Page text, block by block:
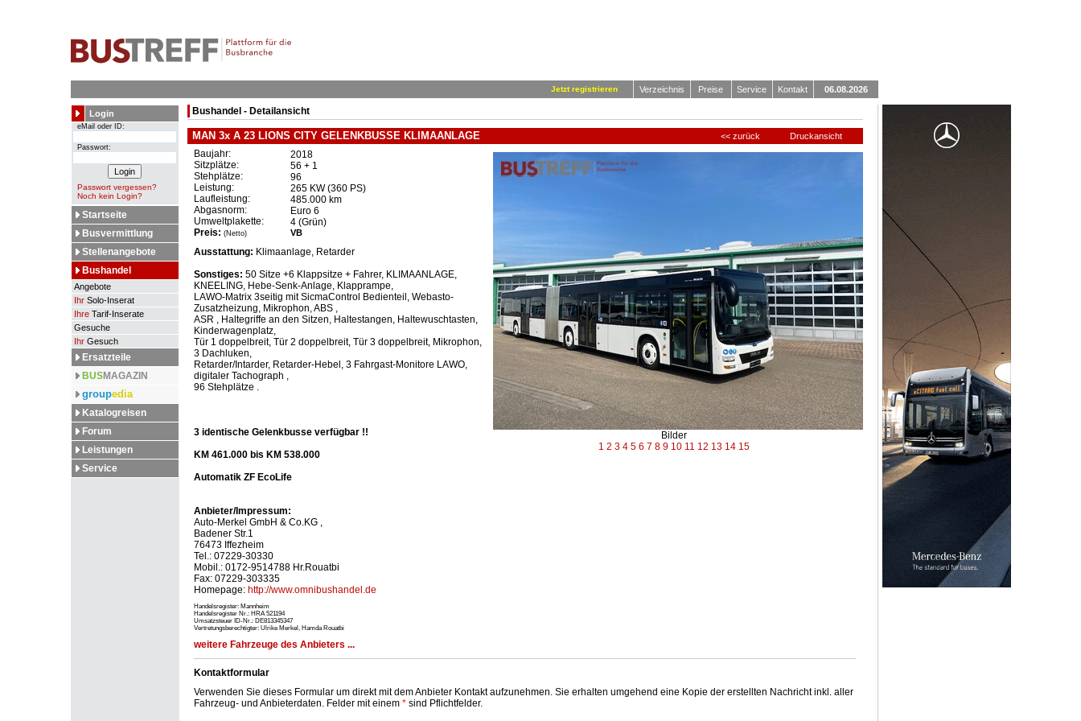
Jetzt registrieren Verzeichnis Preise Service Kontakt 06.08.2026
Login
eMail oder ID:
Passwort:
Passwort vergessen?
Noch kein Login?
Startseite
Busvermittlung
Stellenangebote
Bushandel
Angebote
IhrSolo-Inserat
IhreTarif-Inserate
Gesuche
IhrGesuch
Ersatzteile
BUSMAGAZIN
groupedia
Katalogreisen
Forum
Leistungen
Service
Bushandel - Detailansicht
MAN 3x A 23 LIONS CITY GELENKBUSSE KLIMAANLAGE << zurück Druckansicht
Bilder
1 2 3 4 5 6 7 8 9 10 11 12 13 14 15
Baujahr:
Sitzplätze:
Stehplätze:
Leistung:
Laufleistung:
Abgasnorm:
Umweltplakette:
Preis: (Netto)
2018
56 + 1
96
265 KW (360 PS)
485.000 km
Euro 6
4 (Grün)
VB
Ausstattung: Klimaanlage, Retarder
Sonstiges: 50 Sitze +6 Klappsitze + Fahrer, KLIMAANLAGE,
KNEELING, Hebe-Senk-Anlage, Klapprampe,
LAWO-Matrix 3seitig mit SicmaControl Bedienteil, Webasto-
Zusatzheizung, Mikrophon, ABS ,
ASR , Haltegriffe an den Sitzen, Haltestangen, Haltewuschtasten,
Kinderwagenplatz,
Tür 1 doppelbreit, Tür 2 doppelbreit, Tür 3 doppelbreit, Mikrophon,
3 Dachluken,
Retarder/Intarder, Retarder-Hebel, 3 Fahrgast-Monitore LAWO,
digitaler Tachograph ,
96 Stehplätze .
3 identische Gelenkbusse verfügbar !!
KM 461.000 bis KM 538.000
Automatik ZF EcoLife
Anbieter/Impressum:
Auto-Merkel GmbH & Co.KG ,
Badener Str.1
76473 Iffezheim
Tel.: 07229-30330
Mobil.: 0172-9514788 Hr.Rouatbi
Fax: 07229-303335
Homepage: http://www.omnibushandel.de
Handelsregister: Mannheim
Handelsregister Nr.: HRA 521194
Umsatzsteuer ID-Nr.: DE813345347
Vertretungsberechtigter: Ulrike Merkel, Hamda Rouatbi
weitere Fahrzeuge des Anbieters ...
Kontaktformular
Verwenden Sie dieses Formular um direkt mit dem Anbieter Kontakt aufzunehmen. Sie erhalten umgehend eine Kopie der erstellten Nachricht inkl. aller
Fahrzeug- und Anbieterdaten. Felder mit einem * sind Pflichtfelder.